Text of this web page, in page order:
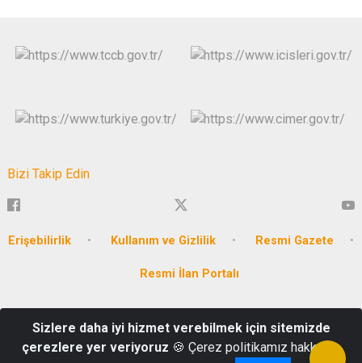
Bizi Takip Edin
Erişebilirlik Kullanım ve Gizlilik Resmi Gazete
Resmi İlan Portalı
Bulvarı No:662 P.K. : 33160 Yenişehir / MERSİN
0324 341 1023
Sizlere daha iyi hizmet verebilmek için sitemizde
çerezlere yer veriyoruz 🍪 Çerez politikamız hakkında